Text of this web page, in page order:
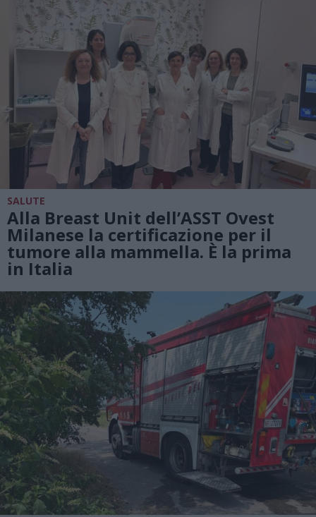
SALUTE
Alla Breast Unit dell’ASST Ovest
Milanese la certificazione per il
tumore alla mammella. È la prima
in Italia